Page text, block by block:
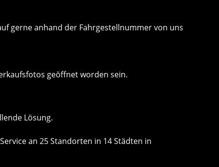
gerne anhand der Fahrgestellnummer von uns
geöffnet worden sein.
Lösung.
an 25 Standorten in 14 Städten in